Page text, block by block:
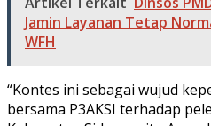
Jamin Layanan Tetap
WFH
“Kontes ini sebagai wujud
bersama P3AKSI terhadap